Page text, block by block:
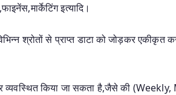
इत्यादि।
श्रोतों से प्राप्त डाटा को जोड़कर एकीकृत
व्यवस्थित किया जा सकता है,जैसे की